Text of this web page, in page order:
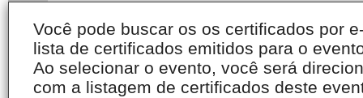
Você pode buscar os os certificados por
lista de certificados emitidos para o
Ao selecionar o evento, você será
com a listagem de certificados deste